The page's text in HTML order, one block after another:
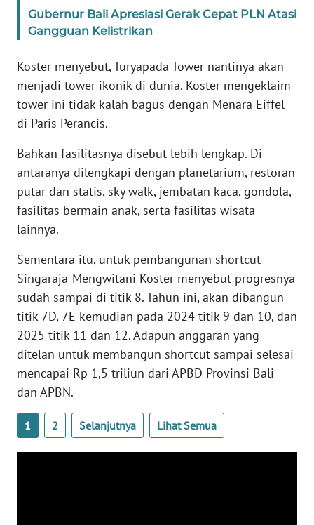
Gubernur Bali Apresiasi Gerak Cepat PLN Atasi
Gangguan Kelistrikan
Koster menyebut, Turyapada Tower nantinya akan
menjadi tower ikonik di dunia. Koster mengeklaim
tower ini tidak kalah bagus dengan Menara Eiffel
di Paris Perancis.
Bahkan fasilitasnya disebut lebih lengkap. Di
antaranya dilengkapi dengan planetarium, restoran
putar dan statis, sky walk, jembatan kaca, gondola,
fasilitas bermain anak, serta fasilitas wisata
lainnya.
Sementara itu, untuk pembangunan shortcut
Singaraja-Mengwitani Koster menyebut progresnya
sudah sampai di titik 8. Tahun ini, akan dibangun
titik 7D, 7E kemudian pada 2024 titik 9 dan 10, dan
2025 titik 11 dan 12. Adapun anggaran yang
ditelan untuk membangun shortcut sampai selesai
mencapai Rp 1,5 triliun dari APBD Provinsi Bali
dan APBN.
1 2 Selanjutnya Lihat Semua
WN
PAPUA
WN
SERAMBI
WN
WN
SULTRA
WN
NTB
WN
SULTENG
WN
SULBAR